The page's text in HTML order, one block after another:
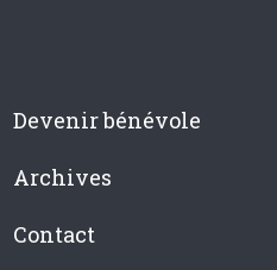
Devenir bénévole
Archives
Contact